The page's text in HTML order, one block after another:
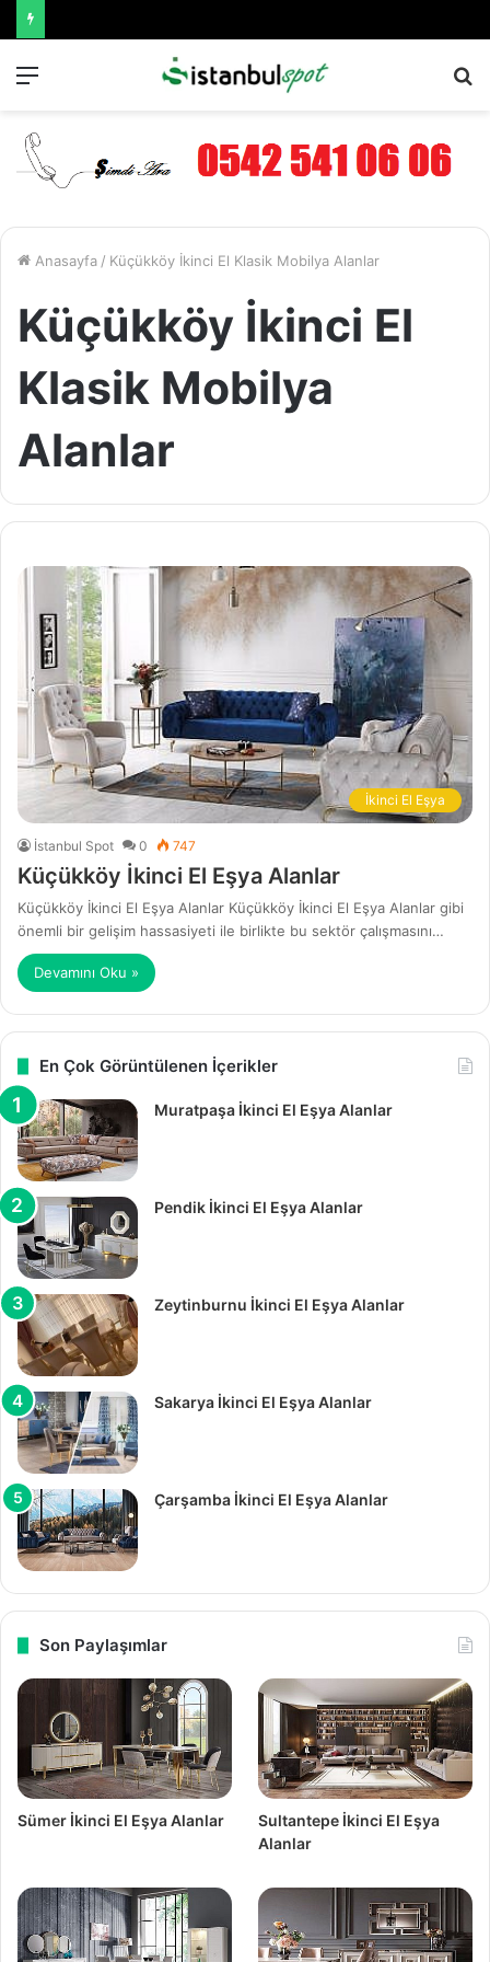
Anasayfa / Küçükköy İkinci El Klasik Mobilya Alanlar
Küçükköy İkinci El
Klasik Mobilya
Alanlar
İkinci El Eşya
İstanbul Spot 0 747
Küçükköy İkinci El Eşya Alanlar
Küçükköy İkinci El Eşya Alanlar Küçükköy İkinci El Eşya Alanlar gibi
önemli bir gelişim hassasiyeti ile birlikte bu sektör çalışmasını…
Devamını Oku »
En Çok Görüntülenen İçerikler
Muratpaşa İkinci El Eşya Alanlar
Pendik İkinci El Eşya Alanlar
Zeytinburnu İkinci El Eşya Alanlar
Sakarya İkinci El Eşya Alanlar
Çarşamba İkinci El Eşya Alanlar
Son Paylaşımlar
Sümer İkinci El Eşya Alanlar
Sultantepe İkinci El Eşya
Alanlar